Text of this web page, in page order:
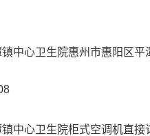
中心卫生院惠州市惠阳区
中心卫生院柜式空调机直接